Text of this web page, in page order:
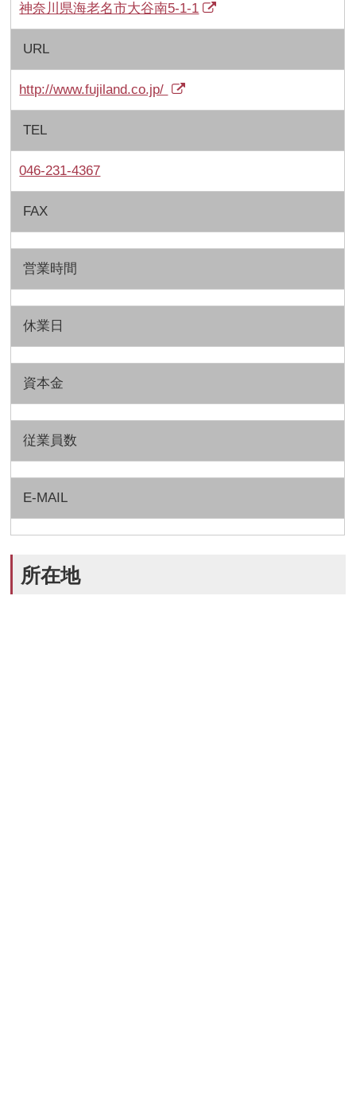
神奈川県海老名市大谷南5-1-1
URL
http://www.fujiland.co.jp/
TEL
046-231-4367
FAX
営業時間
休業日
資本金
従業員数
E-MAIL
所在地